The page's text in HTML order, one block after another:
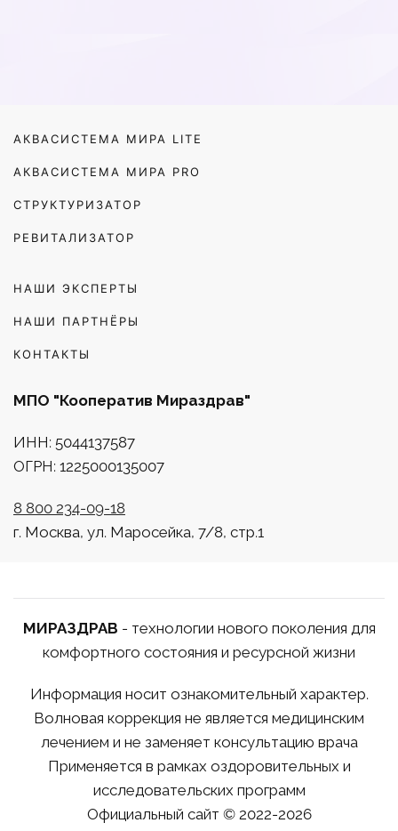
АКВАСИСТЕМА МИРА LITE
АКВАСИСТЕМА МИРА PRO
СТРУКТУРИЗАТОР
РЕВИТАЛИЗАТОР
НАШИ ЭКСПЕРТЫ
НАШИ ПАРТНЁРЫ
КОНТАКТЫ
МПО "Кооператив Мираздрав"
ИНН: 5044137587
ОГРН: 1225000135007
8 800 234-09-18
г. Москва, ул. Маросейка, 7/8, стр.1
МИРАЗДРАВ - технологии нового поколения для
комфортного состояния и ресурсной жизни
Информация носит ознакомительный характер.
Волновая коррекция не является медицинским
лечением и не заменяет консультацию врача
Применяется в рамках оздоровительных и
исследовательских программ
Официальный сайт © 2022-2026